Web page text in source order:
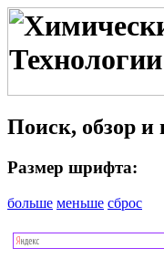
Поиск, обзор и
Размер шрифта:
больше меньше сброс